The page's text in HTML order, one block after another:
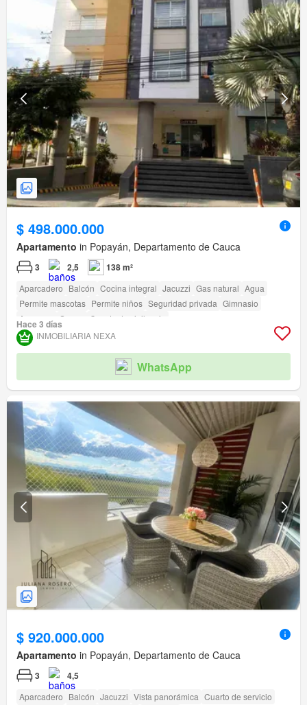
$ 498.000.000
Apartamento in Popayán, Departamento de Cauca
3 2,5 138 m²
Aparcadero Balcón Cocina integral Jacuzzi Gas natural Agua
Permite mascotas Permite niños Seguridad privada Gimnasio
Ascensor
Sauna Caseta de vigilancia
Hace 3 días
INMOBILIARIA NEXA
WhatsApp
$ 920.000.000
Apartamento in Popayán, Departamento de Cauca
3 4,5
Aparcadero Balcón Jacuzzi Vista panorámica Cuarto de servicio